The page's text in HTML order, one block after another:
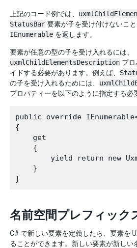
上記のコード例では、
StatusBar 要素が子を受け付けないこ
IEnumerable を返します。
要素が任意の型の子を受け入れるには、
uxmlChildElementsDescription プ
イドする必要があります。例えば、
の子を受け入れるためには、
プロパティーを以下のように指定する必
public override
{
    get
    {
yield return new
    }
名前空間プレフィック
C# で新しい要素を定義したら、要素を
ることができます。新しい要素が新しい